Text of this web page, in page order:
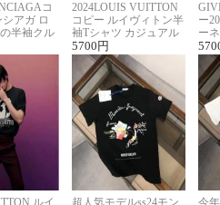
コ
アガ ロ
半袖クル
ツ
2024LOUIS VUITTON
コピー ルイヴィトン半
袖Tシャツ カジュアル
に馴染む 2色展開
5700 円
ー
ー
ー
ルイ
超人気モデルss24モン
今